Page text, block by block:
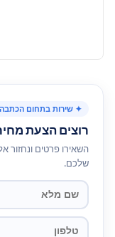
✦ שירות בתחום הכתבה
רוצים הצעת
השאירו פרטים
שלכם.